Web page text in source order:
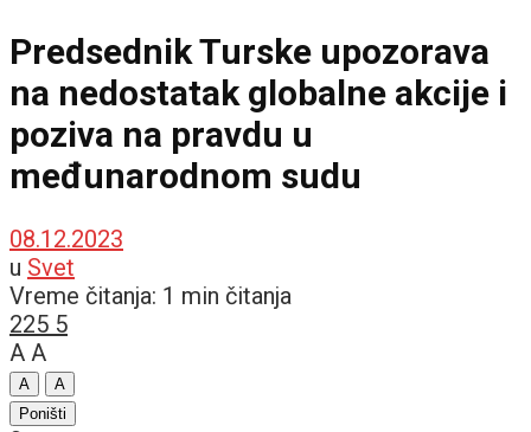
Predsednik Turske upozorava
na nedostatak globalne akcije i
poziva na pravdu u
međunarodnom sudu
08.12.2023
u Svet
Vreme čitanja: 1 min čitanja
225 5
A A
A
A
Poništi